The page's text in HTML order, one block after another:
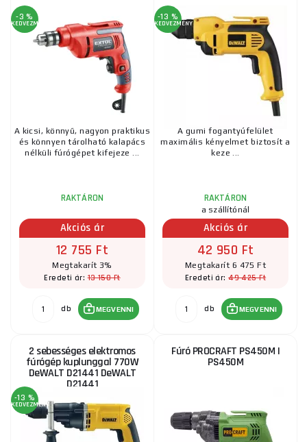
-3 %
KEDVEZMÉNY
A kicsi, könnyű, nagyon praktikus
és könnyen tárolható kalapács
nélküli fúrógépet kifejeze ...
RAKTÁRON
Akciós ár
12 755 Ft
Megtakarít 3%
Eredeti ár:13 150 Ft
db MEGVENNI
-13 %
KEDVEZMÉNY
A gumi fogantyúfelület
maximális kényelmet biztosít a
keze ...
RAKTÁRON
a szállítónál
Akciós ár
42 950 Ft
Megtakarít 6 475 Ft
Eredeti ár:49 425 Ft
db MEGVENNI
2 sebességes elektromos
fúrógép kuplunggal 770W
DeWALT D21441 DeWALT
D21441
-13 %
KEDVEZMÉNY
Fúró PROCRAFT PS450M |
PS450M